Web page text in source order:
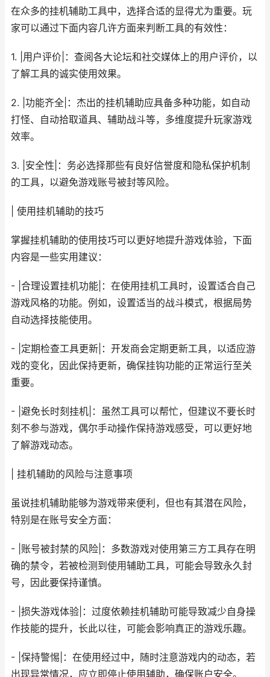
在众多的挂机辅助工具中，选择合适的显得尤为重要。玩
家可以通过下面内容几许方面来判断工具的有效性：
1. |用户评价|：查阅各大论坛和社交媒体上的用户评价，以
了解工具的诚实使用效果。
2. |功能齐全|：杰出的挂机辅助应具备多种功能，如自动
打怪、自动拾取道具、辅助战斗等，多维度提升玩家游戏
效率。
3. |安全性|：务必选择那些有良好信誉度和隐私保护机制
的工具，以避免游戏账号被封等风险。
| 使用挂机辅助的技巧
掌握挂机辅助的使用技巧可以更好地提升游戏体验，下面
内容是一些实用建议：
- |合理设置挂机功能|：在使用挂机工具时，设置适合自己
游戏风格的功能。例如，设置适当的战斗模式，根据局势
自动选择技能使用。
- |定期检查工具更新|：开发商会定期更新工具，以适应游
戏的变化，因此保持更新，确保挂钩功能的正常运行至关
重要。
- |避免长时刻挂机|：虽然工具可以帮忙，但建议不要长时
刻不参与游戏，偶尔手动操作保持游戏感受，可以更好地
了解游戏动态。
| 挂机辅助的风险与注意事项
虽说挂机辅助能够为游戏带来便利，但也有其潜在风险，
特别是在账号安全方面：
- |账号被封禁的风险|：多数游戏对使用第三方工具存在明
确的禁令，若被检测到使用辅助工具，可能会导致永久封
号，因此要保持谨慎。
- |损失游戏体验|：过度依赖挂机辅助可能导致减少自身操
作技能的提升，长此以往，可能会影响真正的游戏乐趣。
- |保持警惕|：在使用经过中，随时注意游戏内的动态，若
出现异常情况，应立即停止使用辅助，确保账户安全。